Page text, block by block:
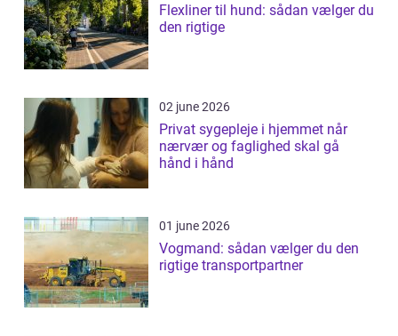
Flexliner til hund: sådan vælger du
den rigtige
02 june 2026
Privat sygepleje i hjemmet når
nærvær og faglighed skal gå
hånd i hånd
01 june 2026
Vogmand: sådan vælger du den
rigtige transportpartner